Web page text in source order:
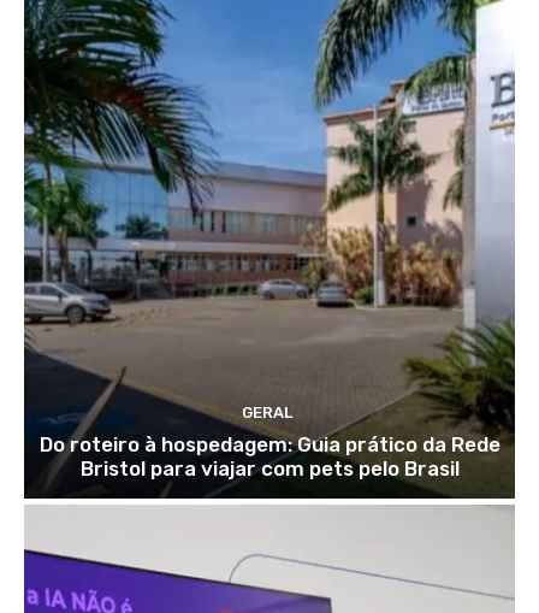
GERAL
Do roteiro à hospedagem: Guia prático da Rede
Bristol para viajar com pets pelo Brasil